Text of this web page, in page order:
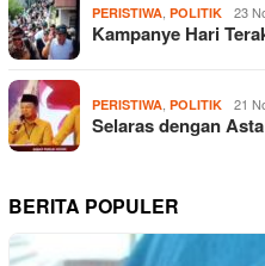
PERISTIWA POLITIK 23
Kampanye Hari
PERISTIWA POLITIK 21
Selaras dengan
BERITA POPULER